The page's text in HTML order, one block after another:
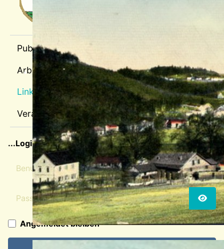
Publikationen
Arbeitspläne
Links
Veranstaltungen
...Login für Mitglieder
Benutzername
Passwort
Angemeldet bleiben